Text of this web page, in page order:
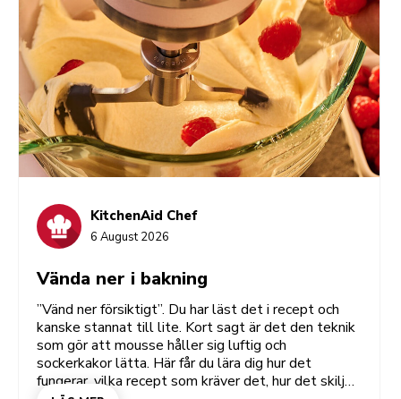
KitchenAid Chef
6 August 2026
Vända ner i bakning
”Vänd ner försiktigt”. Du har läst det i recept och
kanske stannat till lite. Kort sagt är det den teknik
som gör att mousse håller sig luftig och
sockerkakor lätta. Här får du lära dig hur det
fungerar, vilka recept som kräver det, hur det skiljer